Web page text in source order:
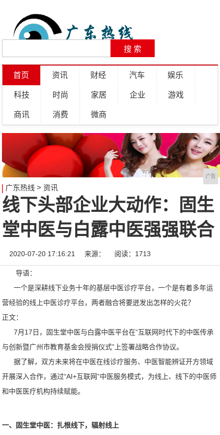
首页 资讯 财经 汽车 娱乐
科技 时尚 家居 企业 游戏
商讯 消费 微商
广告
广东热线 > 资讯
线下头部企业大动作：固生
堂中医与白露中医强强联合
2020-07-20 17:16:21 来源： 阅读：1713
导语：
一个是深耕线下业务十年的基层中医诊疗平台，一个是有着多年运
营经验的线上中医诊疗平台，两者融合将要迸发出怎样的火花？
正文：
7月17日，固生堂中医与白露中医平台在“互联网时代下的中医传承
与创新暨广州市教育基金会授捐仪式”上签署战略合作协议。
据了解， 双方未来将在中医在线诊疗服务、中医智能辨证开方领域
开展深入合作，通过“AI+互联网”中医服务模式，为线上、线下的中医师
和中医医疗机构持续赋能。
一、 固生堂中医：扎根线下，辐射线上